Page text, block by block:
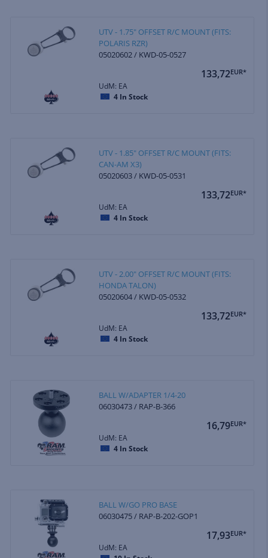
UTV - 1.75" OFFSET R/C MOUNT (FITS:
POLARIS RZR)
05020602 / KWD-05-0527
133,72EUR*
UdM: EA
4 In Stock
UTV - 1.85" OFFSET R/C MOUNT (FITS:
CAN-AM X3)
05020603 / KWD-05-0531
133,72EUR*
UdM: EA
4 In Stock
UTV - 2.00" OFFSET R/C MOUNT (FITS:
HONDA TALON)
05020604 / KWD-05-0532
133,72EUR*
UdM: EA
4 In Stock
BALL W/ADAPTER 1/4-20
06030473 / RAP-B-366
16,79EUR*
UdM: EA
4 In Stock
BALL W/GO PRO BASE
06030475 / RAP-B-202-GOP1
17,93EUR*
UdM: EA